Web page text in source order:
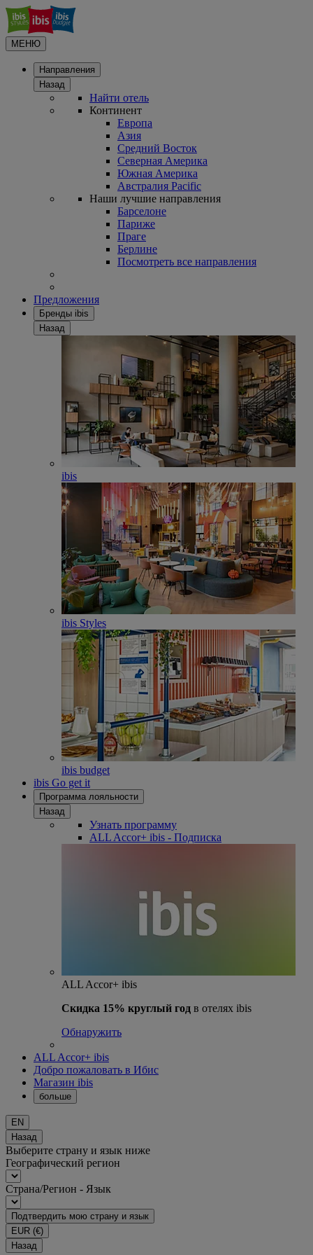
МЕНЮ
Направления
Назад
Найти отель
Континент
Европа
Азия
Средний Восток
Северная Америка
Южная Америка
Австралия Pacific
Наши лучшие направления
Барселоне
Париже
Праге
Берлине
Посмотреть все направления
Предложения
Бренды ibis
Назад
ibis
ibis Styles
ibis budget
ibis Go get it
Программа лояльности
Назад
Узнать программу
ALL Accor+ ibis - Подписка
ALL Accor+ ibis
Скидка 15% круглый год в отелях ibis
Обнаружить
ALL Accor+ ibis
Добро пожаловать в Ибис
Магазин ibis
больше
EN
Назад
Выберите страну и язык ниже
Географический регион
Страна/Регион - Язык
Подтвердить мою страну и язык
EUR (€)
Назад